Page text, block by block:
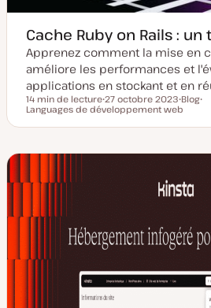
Cache Ruby on Rails :
Apprenez comment la mise en
améliore les performances et
applications en stockant et en
Temps de lecture
14 min de lecture
D
t
o
u
r
27 octobre 2023
T
p
u
b
l
a
t
n
Blog
j
Languages de développement web